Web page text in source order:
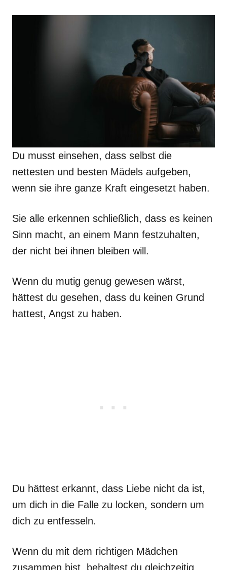
Du musst einsehen, dass selbst die
nettesten und besten Mädels aufgeben,
wenn sie ihre ganze Kraft eingesetzt haben.
Sie alle erkennen schließlich, dass es keinen
Sinn macht, an einem Mann festzuhalten,
der nicht bei ihnen bleiben will.
Wenn du mutig genug gewesen wärst,
hättest du gesehen, dass du keinen Grund
hattest, Angst zu haben.
Du hättest erkannt, dass Liebe nicht da ist,
um dich in die Falle zu locken, sondern um
dich zu entfesseln.
Wenn du mit dem richtigen Mädchen
zusammen bist, behaltest du gleichzeitig